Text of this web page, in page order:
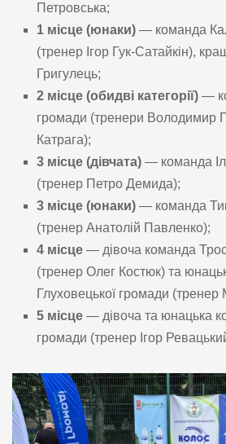
Петровська;
1 місце (юнаки) — команда
(тренер Ігор Гук-Сатайкін),
Григулець;
2 місце (обидві категорії) —
громади (тренери Володимир
Катрага);
3 місце (дівчата) — команда
(тренер Петро Демида);
3 місце (юнаки) — команда
(тренер Анатолій Павленко);
4 місце — дівоча команда
(тренер Олег Костюк) та
Глуховецької громади
5 місце — дівоча та юнацька
громади (тренер Ігор